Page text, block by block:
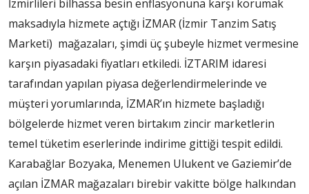
İzmirlileri bilhassa besin enflasyonuna karşı korumak
maksadıyla hizmete açtığı İZMAR (İzmir Tanzim Satış
Marketi) mağazaları, şimdi üç şubeyle hizmet vermesine
karşın piyasadaki fiyatları etkiledi. İZTARIM idaresi
tarafından yapılan piyasa değerlendirmelerinde ve
müşteri yorumlarında, İZMAR’ın hizmete başladığı
bölgelerde hizmet veren birtakım zincir marketlerin
temel tüketim eserlerinde indirime gittiği tespit edildi.
Karabağlar Bozyaka, Menemen Ulukent ve Gaziemir’de
açılan İZMAR mağazaları birebir vakitte bölge halkından